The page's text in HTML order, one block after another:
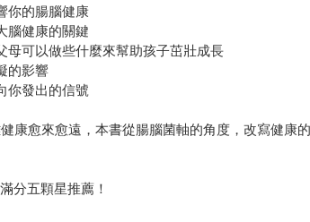
你的腸腦健康
腦健康的關鍵
母可以做些什麼來幫助孩子茁壯成長
的影響
你發出的信號
康愈來愈遠，本書從腸腦菌軸的角度，改寫健
分五顆星推薦！